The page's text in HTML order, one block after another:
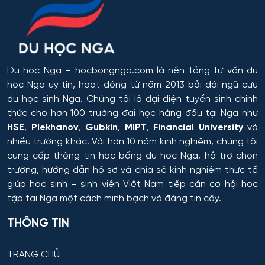
Rostov
Orel
Tomsk
Krasnoyarsk
Yakutsk
Samara
Tula
Tver
trong công nghệ hóa học, hóa dầu và công nghệ sinh
Công chứng và hoạt động công chứng
Công nghiệp sinh thái và công nghệ sinh học
Công nghệ chế biến và khai thác gỗ
Công nghệ Hóa học
Công nghệ in ấn và đóng gói sản xuất
Công nghệ laser
Du học Nga – hocbongnga.com là nền tảng tư vấn du
học Nga uy tín, hoạt động từ năm 2013 bởi đội ngũ cựu
du học sinh Nga. Chúng tôi là đại diện tuyển sinh chính
thức cho hơn 100 trường đại học hàng đầu tại Nga như
HSE, Plekhanov, Gubkin, MIPT, Financial Universityvà
nhiều trường khác. Với hơn 10 năm kinh nghiệm, chúng tôi
cung cấp thông tin học bổng du học Nga, hỗ trợ chọn
trường, hướng dẫn hồ sơ và chia sẻ kinh nghiệm thực tế
giúp học sinh – sinh viên Việt Nam tiếp cận cơ hội học
tập tại Nga một cách minh bạch và đáng tin cậy.
THÔNG TIN
TRANG CHỦ